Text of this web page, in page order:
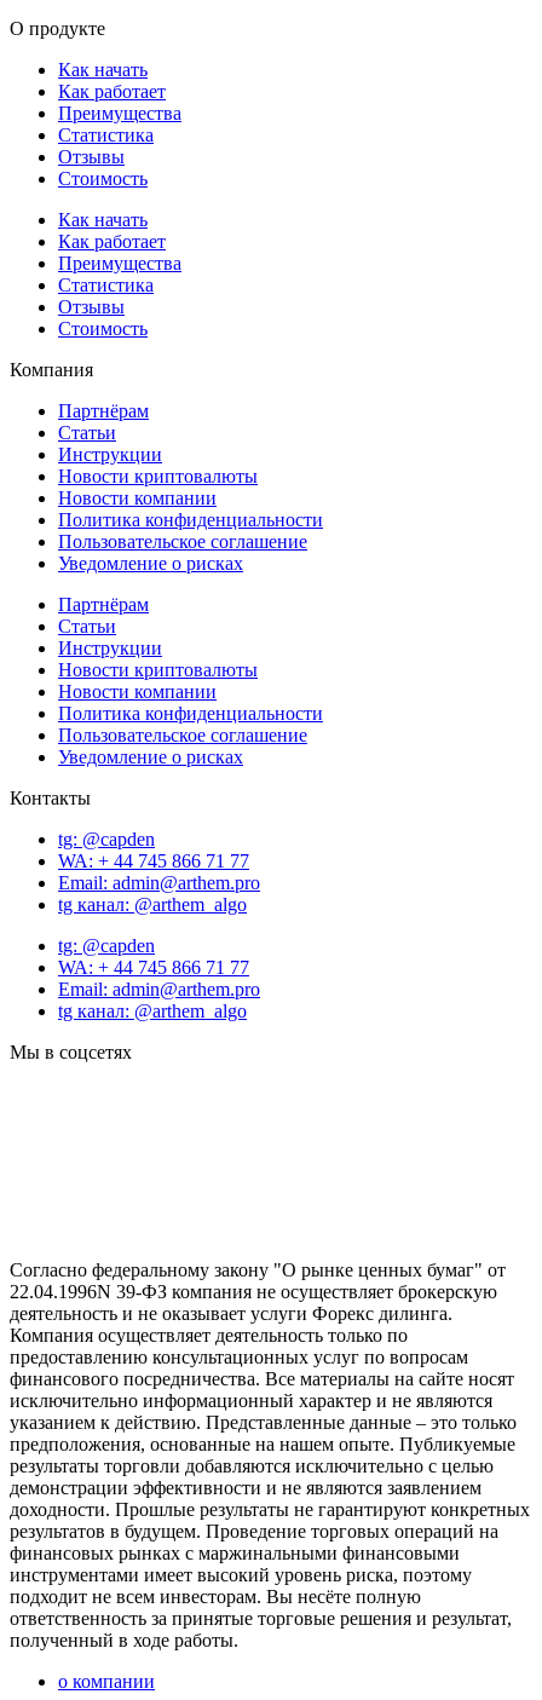
О продукте
Как начать
Как работает
Преимущества
Статистика
Отзывы
Стоимость
Как начать
Как работает
Преимущества
Статистика
Отзывы
Стоимость
Компания
Партнёрам
Статьи
Инструкции
Новости криптовалюты
Новости компании
Политика конфиденциальности
Пользовательское соглашение
Уведомление о рисках
Партнёрам
Статьи
Инструкции
Новости криптовалюты
Новости компании
Политика конфиденциальности
Пользовательское соглашение
Уведомление о рисках
Контакты
tg: @capden
WA: + 44 745 866 71 77
Email: admin@arthem.pro
tg канал: @arthem_algo
tg: @capden
WA: + 44 745 866 71 77
Email: admin@arthem.pro
tg канал: @arthem_algo
Мы в соцсетях
Согласно федеральному закону "О рынке ценных бумаг" от
22.04.1996N 39-ФЗ компания не осуществляет брокерскую
деятельность и не оказывает услуги Форекс дилинга.
Компания осуществляет деятельность только по
предоставлению консультационных услуг по вопросам
финансового посредничества. Все материалы на сайте носят
исключительно информационный характер и не являются
указанием к действию. Представленные данные – это только
предположения, основанные на нашем опыте. Публикуемые
результаты торговли добавляются исключительно с целью
демонстрации эффективности и не являются заявлением
доходности. Прошлые результаты не гарантируют конкретных
результатов в будущем. Проведение торговых операций на
финансовых рынках с маржинальными финансовыми
инструментами имеет высокий уровень риска, поэтому
подходит не всем инвесторам. Вы несёте полную
ответственность за принятые торговые решения и результат,
полученный в ходе работы.
о компании